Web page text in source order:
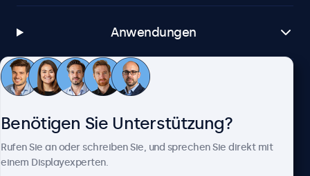
Anwendungen
Kundenservice
Benötigen Sie Unterstützung?
Rufen Sie an oder schreiben Sie, und sprechen Sie direkt mit
einem Displayexperten.